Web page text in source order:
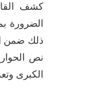
كشف
الضرورة
ذلك ضمن
نص
الكبرى